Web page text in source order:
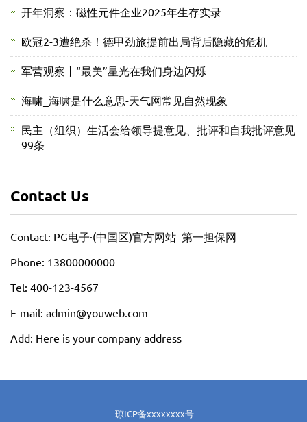
开年洞察：磁性元件企业2025年生存实录
欧冠2-3遭绝杀！德甲劲旅提前出局背后隐藏的危机
军营观察丨“最美”星光在我们身边闪烁
海啸_海啸是什么意思-天气网常见自然现象
民主（组织）生活会给领导提意见、批评和自我批评意见
99条
Contact Us
Contact: PG电子·(中国区)官方网站_第一担保网
Phone: 13800000000
Tel: 400-123-4567
E-mail: admin@youweb.com
Add: Here is your company address
琼ICP备xxxxxxxx号